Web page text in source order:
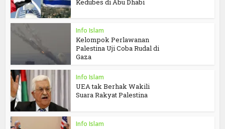
Kedubes di Abu Dhabi
Info Islam
Kelompok Perlawanan
Palestina Uji Coba Rudal di
Gaza
Info Islam
UEA tak Berhak Wakili
Suara Rakyat Palestina
Info Islam